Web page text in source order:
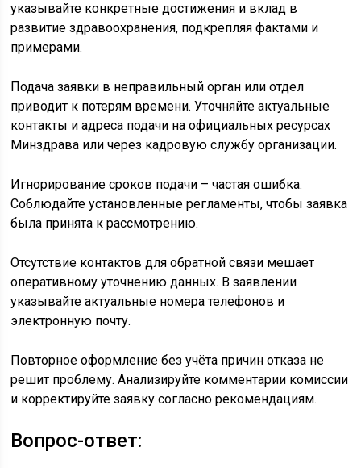
указывайте конкретные достижения и вклад в
развитие здравоохранения, подкрепляя фактами и
примерами.
Подача заявки в неправильный орган или отдел
приводит к потерям времени. Уточняйте актуальные
контакты и адреса подачи на официальных ресурсах
Минздрава или через кадровую службу организации.
Игнорирование сроков подачи – частая ошибка.
Соблюдайте установленные регламенты, чтобы заявка
была принята к рассмотрению.
Отсутствие контактов для обратной связи мешает
оперативному уточнению данных. В заявлении
указывайте актуальные номера телефонов и
электронную почту.
Повторное оформление без учёта причин отказа не
решит проблему. Анализируйте комментарии комиссии
и корректируйте заявку согласно рекомендациям.
Вопрос-ответ: